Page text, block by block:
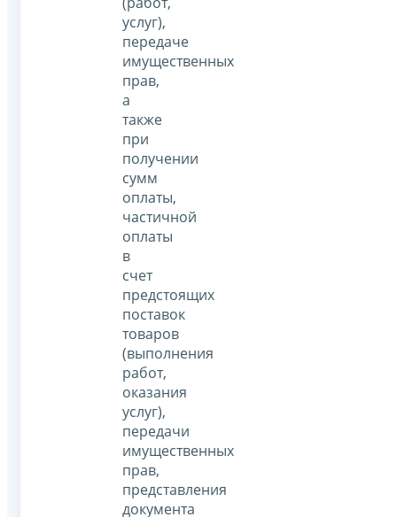
услуг),
передаче
имущественных
прав,
а
также
при
получении
сумм
оплаты,
частичной
оплаты
в
счет
предстоящих
поставок
товаров
(выполнения
работ,
оказания
услуг),
передачи
имущественных
прав,
представления
документа